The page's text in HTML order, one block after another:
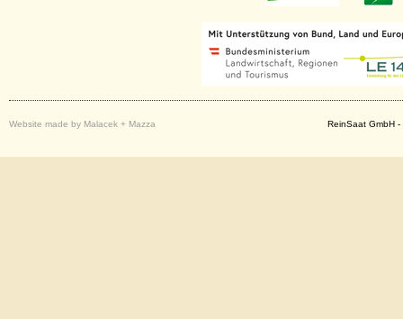
Website made by Malacek + Mazza ReinSaat GmbH